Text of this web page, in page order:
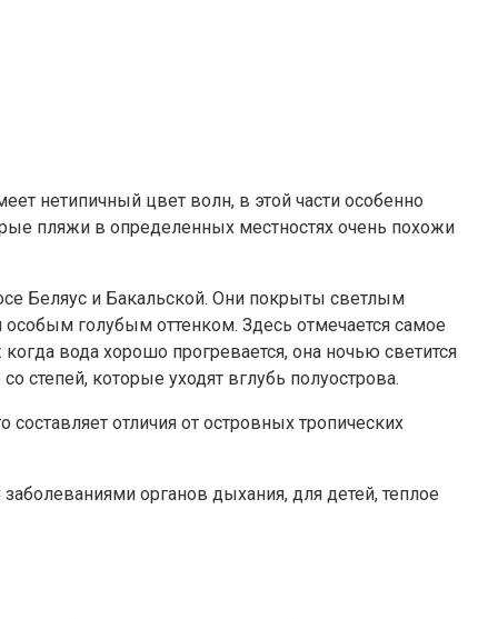
нетипичный цвет волн, в этой части особенно
пляжи в определенных местностях очень похожи
Беляус и Бакальской. Они покрыты светлым
голубым оттенком. Здесь отмечается самое
вода хорошо прогревается, она ночью светится
степей, которые уходят вглубь полуострова.
отличия от островных тропических
органов дыхания, для детей, теплое